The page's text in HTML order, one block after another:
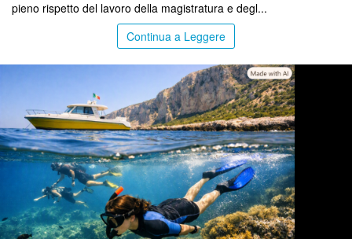
pieno rispetto del lavoro della magistratura e degl...
Continua a Leggere